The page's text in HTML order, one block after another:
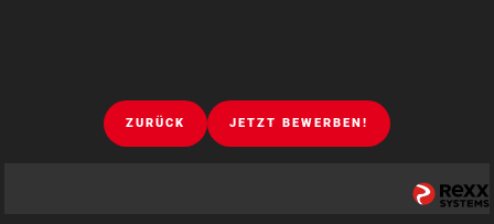
ZURÜCK JETZT BEWERBEN!